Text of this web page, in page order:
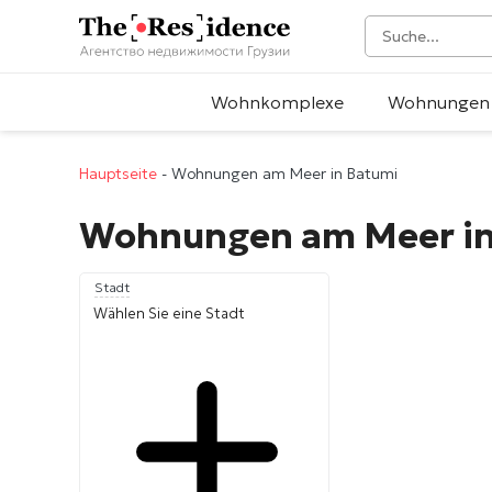
Wohnkomplexe Wohnungen
Hauptseite - Wohnungen am Meer in Batumi
Wohnungen am Meer
Stadt
Wählen Sie eine Stadt